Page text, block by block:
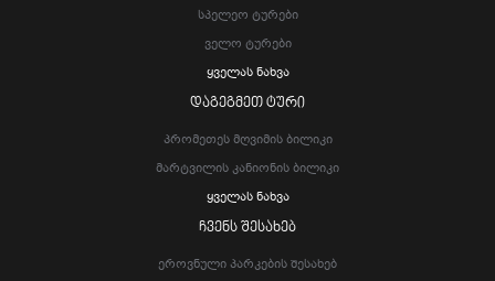
Სპელეო Ტურები
Ველო Ტურები
Ყველას Ნახვა
ᲓᲐᲒᲔᲒᲛᲔᲗ ᲢᲣᲠᲘ
Პრომეთეს Მღვიმის Ბილიკი
Მარტვილის Კანიონის Ბილიკი
Ყველას Ნახვა
ᲩᲕᲔᲜᲡ ᲨᲔᲡᲐᲮᲔᲑ
Ეროვნული Პარკების Შესახებ